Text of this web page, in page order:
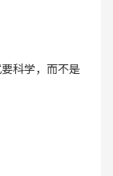
科学，而不是